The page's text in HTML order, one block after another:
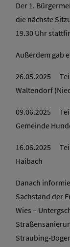
Der 1.
die nächste
19.30 Uhr
Außerdem gab
26.05.2025
Waltendorf
09.06.2025
Gemeinde
16.06.2025
Haibach
Danach
Sachstand der
Wies –
Straubing-